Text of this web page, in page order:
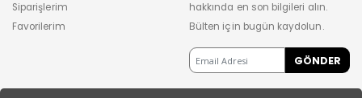
Siparişlerim
Favorilerim
hakkında en son bilgileri alın.
Bülten için bugün kaydolun.